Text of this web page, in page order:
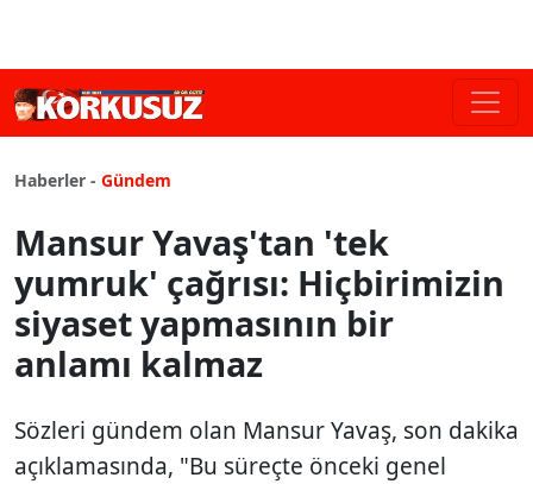
Haberler - Gündem
Mansur Yavaş'tan 'tek
yumruk' çağrısı: Hiçbirimizin
siyaset yapmasının bir
anlamı kalmaz
Sözleri gündem olan Mansur Yavaş, son dakika
açıklamasında, "Bu süreçte önceki genel